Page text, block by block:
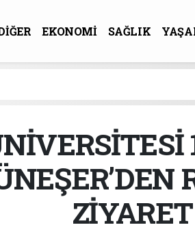
EKONOMİ SAĞLIK
ZİYARET